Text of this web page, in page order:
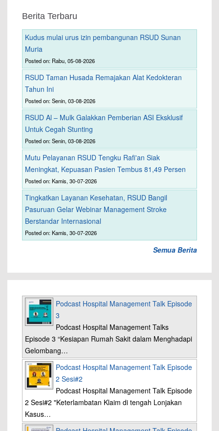
Berita Terbaru
Kudus mulai urus izin pembangunan RSUD Sunan
Muria
Posted on: Rabu, 05-08-2026
RSUD Taman Husada Remajakan Alat Kedokteran
Tahun Ini
Posted on: Senin, 03-08-2026
RSUD Al – Mulk Galakkan Pemberian ASI Eksklusif
Untuk Cegah Stunting
Posted on: Senin, 03-08-2026
Mutu Pelayanan RSUD Tengku Rafi'an Siak
Meningkat, Kepuasan Pasien Tembus 81,49 Persen
Posted on: Kamis, 30-07-2026
Tingkatkan Layanan Kesehatan, RSUD Bangil
Pasuruan Gelar Webinar Management Stroke
Berstandar Internasional
Posted on: Kamis, 30-07-2026
Semua Berita
Podcast Hospital Management Talk Episode
3
Podcast Hospital Management Talks
Episode 3 “Kesiapan Rumah Sakit dalam Menghadapi
Gelombang…
Podcast Hospital Management Talk Episode
2 Sesi#2
Podcast Hospital Management Talk Episode
2 Sesi#2 "Keterlambatan Klaim di tengah Lonjakan
Kasus…